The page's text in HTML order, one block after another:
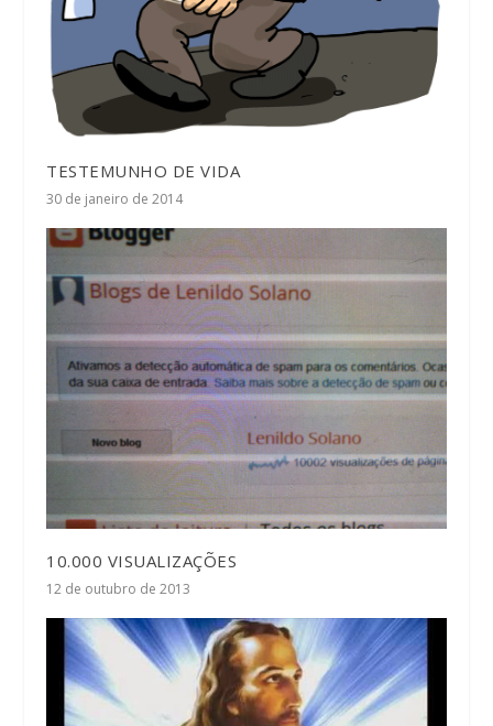
TESTEMUNHO DE VIDA
30 de janeiro de 2014
10.000 VISUALIZAÇÕES
12 de outubro de 2013